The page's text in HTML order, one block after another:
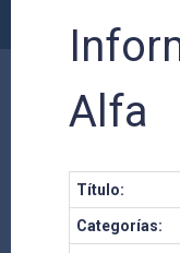
Alfa
Título:
Categorías: